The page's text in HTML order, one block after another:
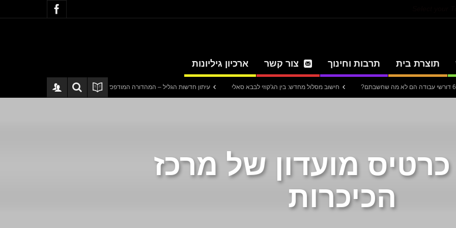
תוצרת בית תרבות וחינוך צור קשר ארכיון גיליונות
חישוב מסלול מחדש: בין הג'קוזי לבבא סאלי עיתון חדשות הגליל – המהדורה המודפסת | גליון 940 סערה בתיק להנגהל: עבודות
מועדון של מרכז
הכיכרות